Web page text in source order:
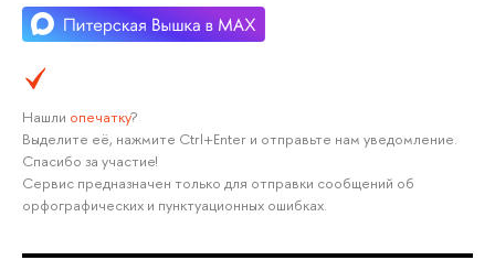
Нашли опечатку?
Выделите её, нажмите Ctrl+Enter и отправьте нам уведомление.
Спасибо за участие!
Сервис предназначен только для отправки сообщений об
орфографических и пунктуационных ошибках.